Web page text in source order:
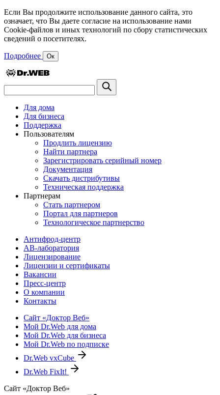
Если Вы продолжите использование данного сайта, это
означает, что Вы даете согласие на использование нами
Cookie-файлов и иных технологий по сбору статистических
сведений о посетителях.
Подробнее Ок
Для дома
Для бизнеса
Поддержка
Пользователям
Продлить лицензию
Найти партнера
Зарегистрировать серийный номер
Документация
Скачать дистрибутивы
Техническая поддержка
Партнерам
Стать партнером
Портал для партнеров
Технологическое партнерство
Антифрод-центр
АВ-лаборатория
Лицензирование
Лицензии и сертификаты
Вакансии
Пресс-центр
О компании
Контакты
Сайт «Доктор Веб»
Мой Dr.Web для дома
Мой Dr.Web для бизнеса
Мой Dr.Web по подписке
Dr.Web vxCube
Dr.Web FixIt!
Сайт «Доктор Веб»